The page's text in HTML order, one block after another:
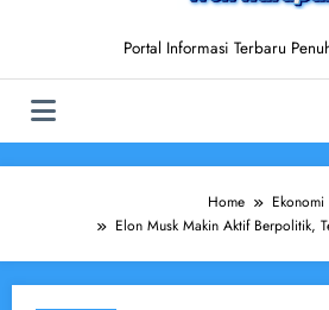
Portal Informasi Terbaru
Home
Ekonomi
Elon Musk Makin Aktif Berpolitik,